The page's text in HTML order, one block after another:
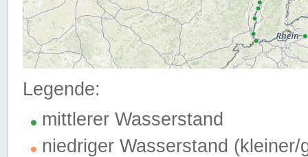
Legende:
mittlerer Wasserstand
niedriger Wasserstand (kleiner/